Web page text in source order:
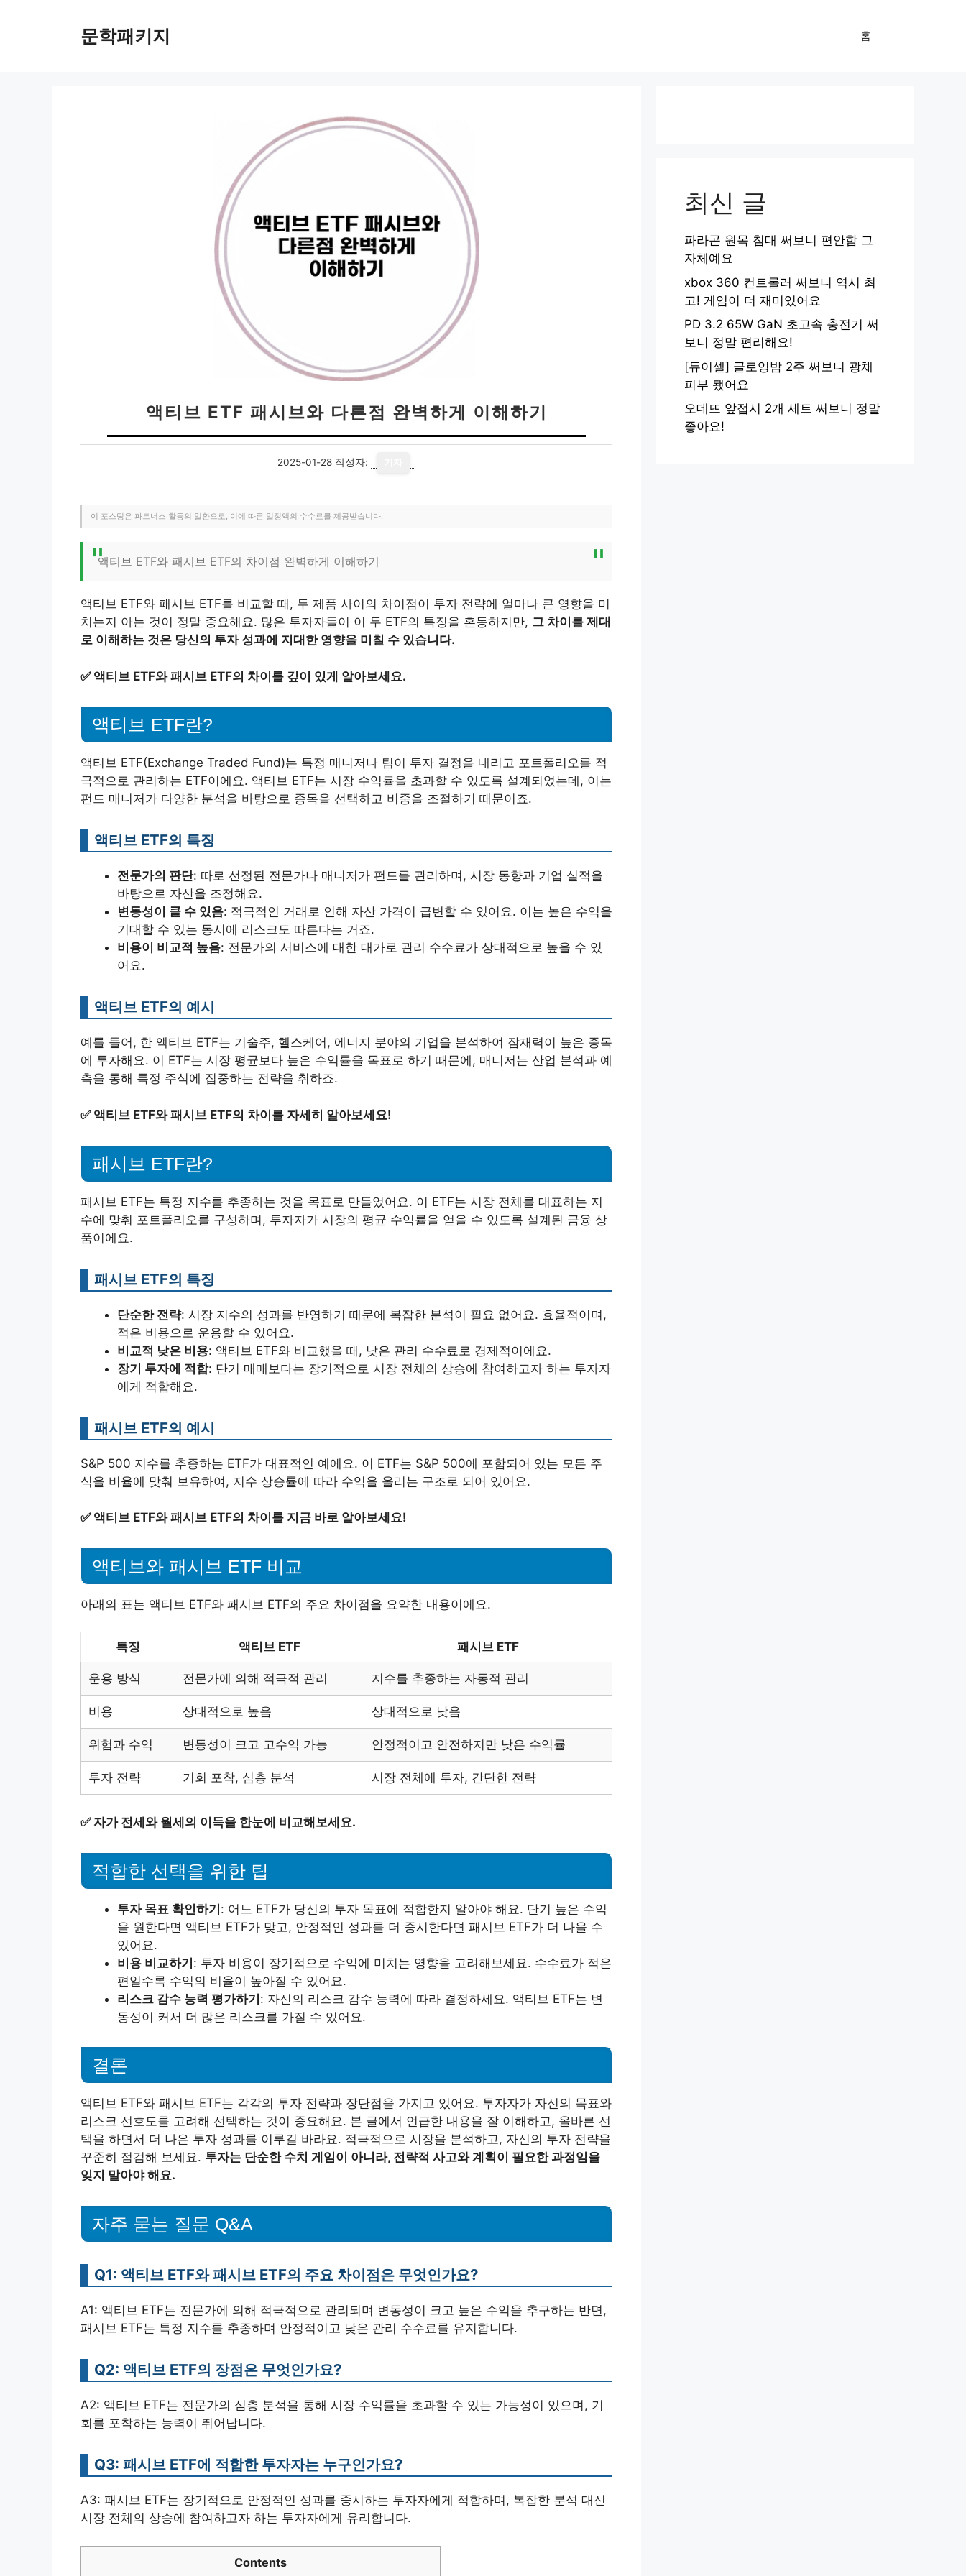
문학패키지 홈
액티브 ETF 패시브와 다른점 완벽하게 이해하기
2025-01-28 작성자:
이 포스팅은 파트너스 활동의 일환으로, 이에 따른 일정액의 수수료를 제공받습니다.
액티브 ETF와 패시브 ETF의 차이점 완벽하게 이해하기
액티브 ETF와 패시브 ETF를 비교할 때, 두 제품 사이의 차이점이 투자 전략에 얼마나 큰 영향을 미
치는지 아는 것이 정말 중요해요. 많은 투자자들이 이 두 ETF의 특징을 혼동하지만, 그 차이를 제대
로 이해하는 것은 당신의 투자 성과에 지대한 영향을 미칠 수 있습니다.
✅ 액티브 ETF와 패시브 ETF의 차이를 깊이 있게 알아보세요.
액티브 ETF란?
액티브 ETF(Exchange Traded Fund)는 특정 매니저나 팀이 투자 결정을 내리고 포트폴리오를 적
극적으로 관리하는 ETF이에요. 액티브 ETF는 시장 수익률을 초과할 수 있도록 설계되었는데, 이는
펀드 매니저가 다양한 분석을 바탕으로 종목을 선택하고 비중을 조절하기 때문이죠.
액티브 ETF의 특징
전문가의 판단: 따로 선정된 전문가나 매니저가 펀드를 관리하며, 시장 동향과 기업 실적을
바탕으로 자산을 조정해요.
변동성이 클 수 있음: 적극적인 거래로 인해 자산 가격이 급변할 수 있어요. 이는 높은 수익을
기대할 수 있는 동시에 리스크도 따른다는 거죠.
비용이 비교적 높음: 전문가의 서비스에 대한 대가로 관리 수수료가 상대적으로 높을 수 있
어요.
액티브 ETF의 예시
예를 들어, 한 액티브 ETF는 기술주, 헬스케어, 에너지 분야의 기업을 분석하여 잠재력이 높은 종목
에 투자해요. 이 ETF는 시장 평균보다 높은 수익률을 목표로 하기 때문에, 매니저는 산업 분석과 예
측을 통해 특정 주식에 집중하는 전략을 취하죠.
✅ 액티브 ETF와 패시브 ETF의 차이를 자세히 알아보세요!
패시브 ETF란?
패시브 ETF는 특정 지수를 추종하는 것을 목표로 만들었어요. 이 ETF는 시장 전체를 대표하는 지
수에 맞춰 포트폴리오를 구성하며, 투자자가 시장의 평균 수익률을 얻을 수 있도록 설계된 금융 상
품이에요.
패시브 ETF의 특징
단순한 전략: 시장 지수의 성과를 반영하기 때문에 복잡한 분석이 필요 없어요. 효율적이며,
적은 비용으로 운용할 수 있어요.
비교적 낮은 비용: 액티브 ETF와 비교했을 때, 낮은 관리 수수료로 경제적이에요.
장기 투자에 적합: 단기 매매보다는 장기적으로 시장 전체의 상승에 참여하고자 하는 투자자
에게 적합해요.
패시브 ETF의 예시
S&P 500 지수를 추종하는 ETF가 대표적인 예에요. 이 ETF는 S&P 500에 포함되어 있는 모든 주
식을 비율에 맞춰 보유하여, 지수 상승률에 따라 수익을 올리는 구조로 되어 있어요.
✅ 액티브 ETF와 패시브 ETF의 차이를 지금 바로 알아보세요!
액티브와 패시브 ETF 비교
아래의 표는 액티브 ETF와 패시브 ETF의 주요 차이점을 요약한 내용이에요.
특징 액티브 ETF 패시브 ETF
운용 방식 전문가에 의해 적극적 관리 지수를 추종하는 자동적 관리
비용 상대적으로 높음 상대적으로 낮음
위험과 수익 변동성이 크고 고수익 가능 안정적이고 안전하지만 낮은 수익률
투자 전략 기회 포착, 심층 분석 시장 전체에 투자, 간단한 전략
✅ 자가 전세와 월세의 이득을 한눈에 비교해보세요.
적합한 선택을 위한 팁
투자 목표 확인하기: 어느 ETF가 당신의 투자 목표에 적합한지 알아야 해요. 단기 높은 수익
을 원한다면 액티브 ETF가 맞고, 안정적인 성과를 더 중시한다면 패시브 ETF가 더 나을 수
있어요.
비용 비교하기: 투자 비용이 장기적으로 수익에 미치는 영향을 고려해보세요. 수수료가 적은
편일수록 수익의 비율이 높아질 수 있어요.
리스크 감수 능력 평가하기: 자신의 리스크 감수 능력에 따라 결정하세요. 액티브 ETF는 변
동성이 커서 더 많은 리스크를 가질 수 있어요.
결론
액티브 ETF와 패시브 ETF는 각각의 투자 전략과 장단점을 가지고 있어요. 투자자가 자신의 목표와
리스크 선호도를 고려해 선택하는 것이 중요해요. 본 글에서 언급한 내용을 잘 이해하고, 올바른 선
택을 하면서 더 나은 투자 성과를 이루길 바라요. 적극적으로 시장을 분석하고, 자신의 투자 전략을
꾸준히 점검해 보세요. 투자는 단순한 수치 게임이 아니라, 전략적 사고와 계획이 필요한 과정임을
잊지 말아야 해요.
자주 묻는 질문 Q&A
Q1: 액티브 ETF와 패시브 ETF의 주요 차이점은 무엇인가요?
A1: 액티브 ETF는 전문가에 의해 적극적으로 관리되며 변동성이 크고 높은 수익을 추구하는 반면,
패시브 ETF는 특정 지수를 추종하며 안정적이고 낮은 관리 수수료를 유지합니다.
Q2: 액티브 ETF의 장점은 무엇인가요?
A2: 액티브 ETF는 전문가의 심층 분석을 통해 시장 수익률을 초과할 수 있는 가능성이 있으며, 기
회를 포착하는 능력이 뛰어납니다.
Q3: 패시브 ETF에 적합한 투자자는 누구인가요?
A3: 패시브 ETF는 장기적으로 안정적인 성과를 중시하는 투자자에게 적합하며, 복잡한 분석 대신
시장 전체의 상승에 참여하고자 하는 투자자에게 유리합니다.
Contents
최신 글
파라곤 원목 침대 써보니 편안함 그
자체예요
xbox 360 컨트롤러 써보니 역시 최
고! 게임이 더 재미있어요
PD 3.2 65W GaN 초고속 충전기 써
보니 정말 편리해요!
[듀이셀] 글로잉밤 2주 써보니 광채
피부 됐어요
오데뜨 앞접시 2개 세트 써보니 정말
좋아요!